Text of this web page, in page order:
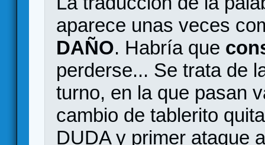
aparece unas veces
DAÑO. Habría que
perderse... Se trata de
turno, en la que pasan
cambio de tablerito
DUDA y primer ataque